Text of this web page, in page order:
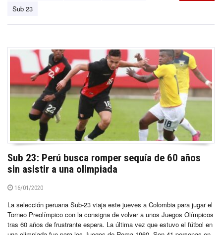
Sub 23
Sub 23: Perú busca romper sequía de 60 años
sin asistir a una olimpiada
16/01/2020
La selección peruana Sub-23 viaja este jueves a Colombia para jugar el
Torneo Preolímpico con la consigna de volver a unos Juegos Olímpicos
tras 60 años de frustrante espera. La última vez que estuvo el fútbol en